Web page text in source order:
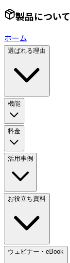
製品について
ホーム
選ばれる理由
機能
料金
活用事例
お役立ち資料
ウェビナー・eBook